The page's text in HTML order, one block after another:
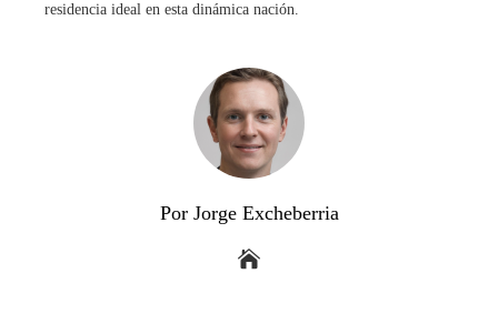
residencia ideal en esta dinámica nación.
Por Jorge Excheberria